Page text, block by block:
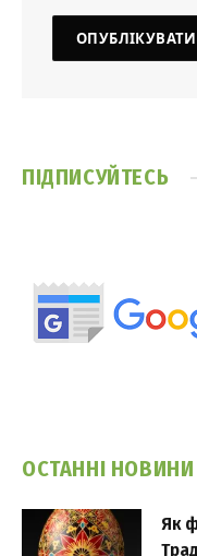
ПІДПИСУЙТЕСЬ
ОСТАННІ НОВИНИ
Як